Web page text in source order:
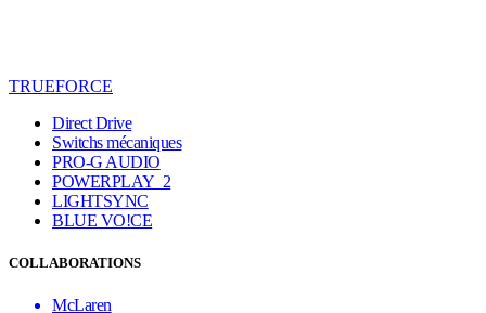
TRUEFORCE
Direct Drive
Switchs mécaniques
PRO-G AUDIO
POWERPLAY 2
LIGHTSYNC
BLUE VO!CE
COLLABORATIONS
McLaren